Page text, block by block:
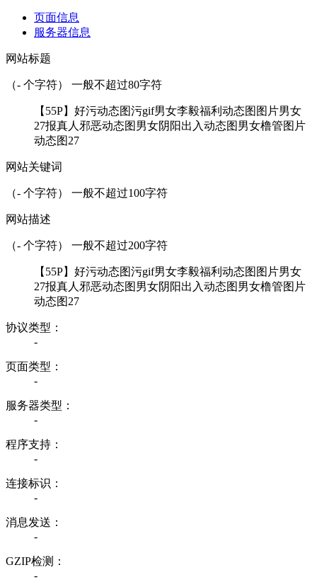
页面信息
服务器信息
网站标题
（- 个字符） 一般不超过80字符
【55P】好污动态图污gif男女李毅福利动态图图片男女
27报真人邪恶动态图男女阴阳出入动态图男女橹管图片
动态图27
网站关键词
（- 个字符） 一般不超过100字符
网站描述
（- 个字符） 一般不超过200字符
【55P】好污动态图污gif男女李毅福利动态图图片男女
27报真人邪恶动态图男女阴阳出入动态图男女橹管图片
动态图27
协议类型：
-
页面类型：
-
服务器类型：
-
程序支持：
-
连接标识：
-
消息发送：
-
GZIP检测：
-